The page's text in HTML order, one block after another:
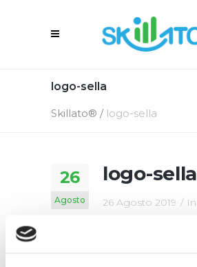
logo-sella
Skillato® / logo-sella
26
Agosto
logo-sella
26 Agosto 2019
In